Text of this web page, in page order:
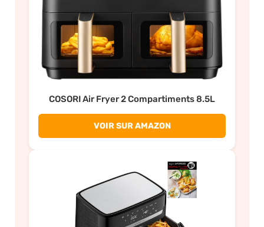
COSORI Air Fryer 2 Compartiments 8.5L
VOIR SUR AMAZON